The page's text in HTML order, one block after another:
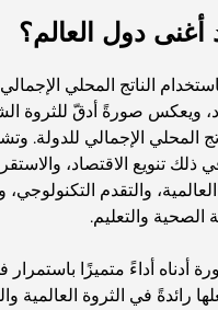
Airports in the World:
vs Dubai: A Practical
Investors
in Downtown Dubai:
بها في دبي خلال فصل الصيف:
أغنى دول العالم؟
الناتج المحلي
ويعكس صورةً أدقّ للثروة
المحلي الإجمالي للدولة.
ذلك تنويع الاقتصاد،
والتقدم التكنولوجي،
الصحية والتعليم.
أدناه أداءً متميزًا
رائدةً في الثروة العالمية